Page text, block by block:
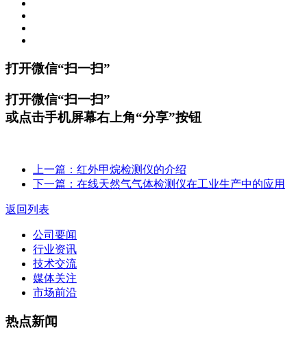
打开微信“扫一扫”
打开微信“扫一扫”
或点击手机屏幕右上角“分享”按钮
上一篇：红外甲烷检测仪的介绍
下一篇：在线天然气气体检测仪在工业生产中的应用
返回列表
公司要闻
行业资讯
技术交流
媒体关注
市场前沿
热点新闻